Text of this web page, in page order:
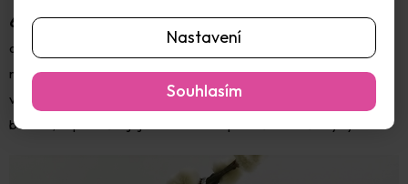
Nastavení
Souhlasím
6.
Rybičku vyrobíte z polystyrenové kuličky, kterou natřete
akrylovou barvou a natečkujete. Z drátku vytvořte obrys - tělo
rybičky a konce drátků zapíchněte do polystyrenu. Oko
vymodelujte ze samotvrdnoucí hmoty a namalujte ho akrylovou
barvou, napíchněte jej na drátek a zapíchněte do těla ryby.